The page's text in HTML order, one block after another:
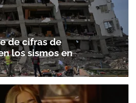
de cifras de
los sismos en